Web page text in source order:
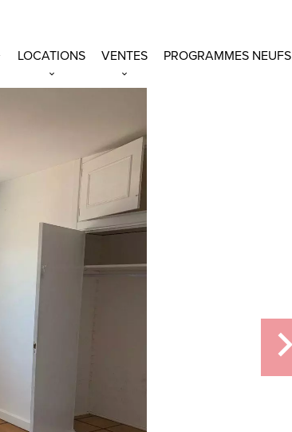
LOCATIONS VENTES PROGRAMMES NEUFS